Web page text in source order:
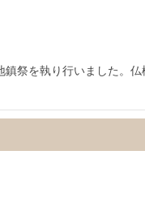
祭を執り行いました。